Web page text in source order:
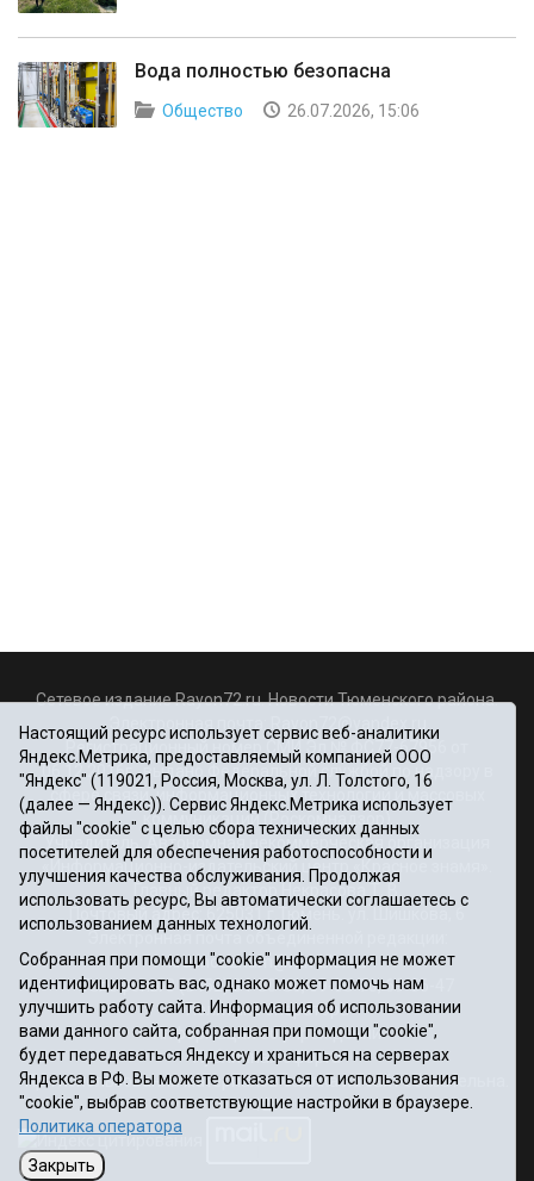
Вода полностью безопасна
Общество 26.07.2026, 15:06
Сетевое издание Rayon72.ru. Новости Тюменского района.
Rayon72@yandex.ru
Регистрационный номер СМИ Эл № ФС77-67956 от
06.12.2016г., выдано Федеральной службой по надзору в
сфере связи, информационных технологий и массовых
коммуникаций (Роскомнадзор)
Учредитель: Автономная некоммерческая организация
«Информационно-издательский центр «Красное знамя».
Главный редактор Некрасова Т. В.
Почтовый адрес: 625031 г.Тюмень. ул. Шишкова, 6
Электронная почта объединенной редакции:
krasnoeznam@rambler.ru
Телефоны 8 (3452) 34-80-60, 69-56-73, 69-56-47
Политика оператора
Информация об учреждении
Публичная оферта
При использовании материалов ссылка на сайт обязательна.
12+
Настоящий ресурс использует сервис веб-аналитики
Яндекс.Метрика, предоставляемый компанией ООО
"Яндекс" (119021, Россия, Москва, ул. Л. Толстого, 16
(далее — Яндекс)). Сервис Яндекс.Метрика использует
файлы "cookie" с целью сбора технических данных
посетителей для обеспечения работоспособности и
улучшения качества обслуживания. Продолжая
использовать ресурс, Вы автоматически соглашаетесь с
использованием данных технологий.
Собранная при помощи "cookie" информация не может
идентифицировать вас, однако может помочь нам
улучшить работу сайта. Информация об использовании
вами данного сайта, собранная при помощи "cookie",
будет передаваться Яндексу и храниться на серверах
Яндекса в РФ. Вы можете отказаться от использования
"cookie", выбрав соответствующие настройки в браузере.
Политика оператора
Закрыть